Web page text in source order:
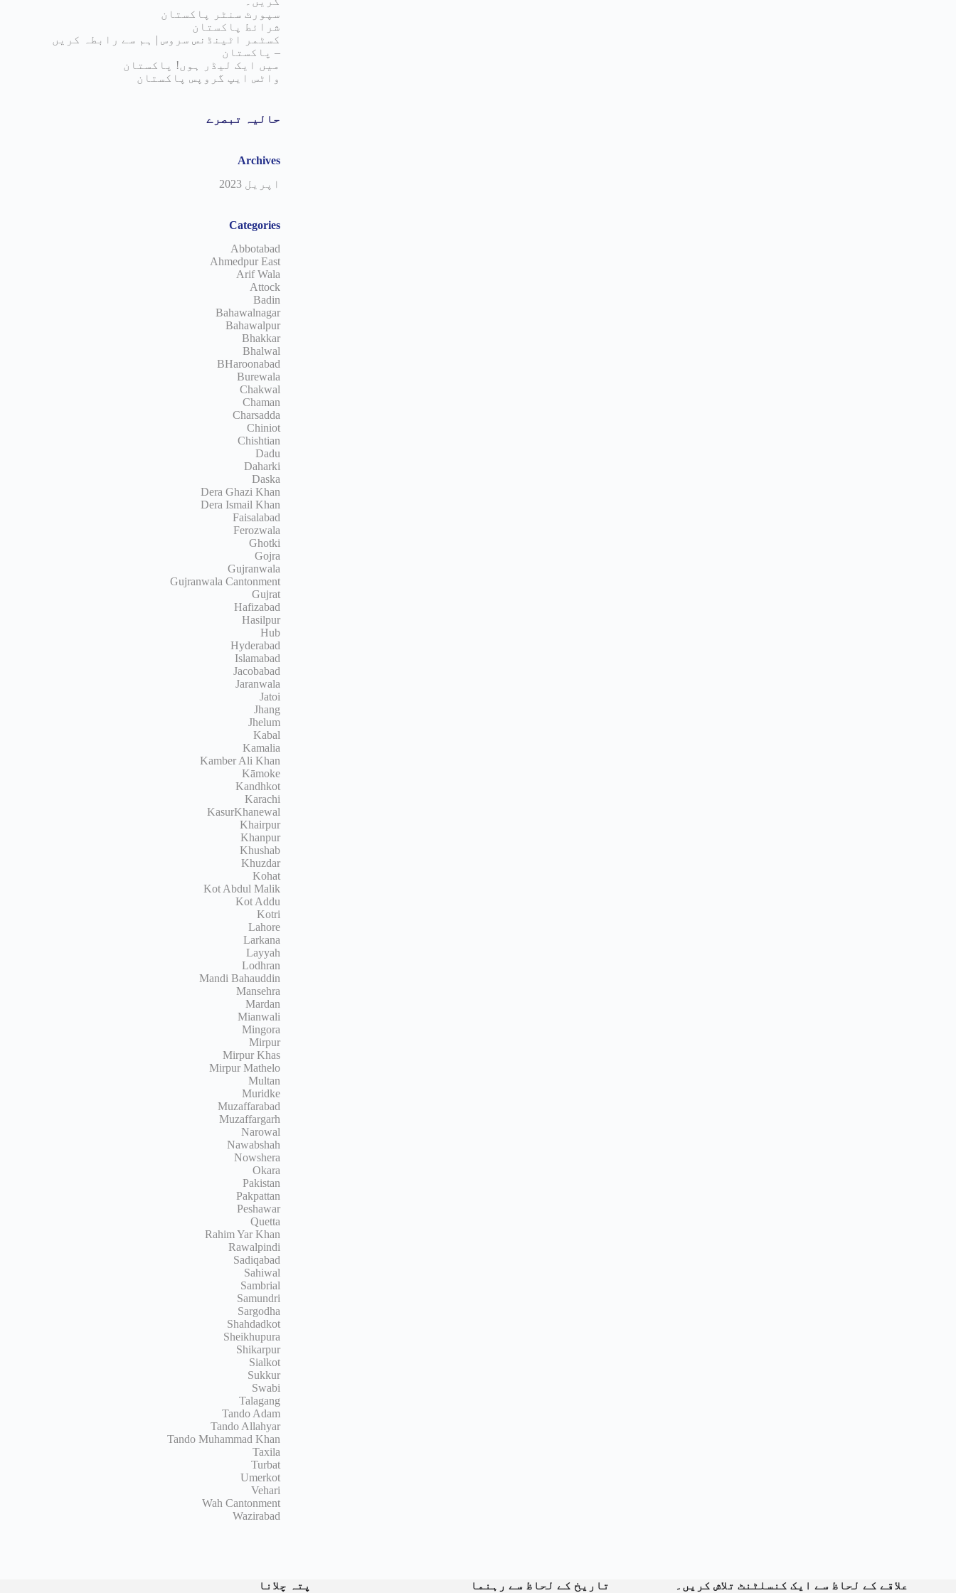
سپورٹ سنٹر پاکستان
شرائط پاکستان
کسٹمر اٹینڈنس سروس | ہم سے رابطہ کریں
– پاکستان
میں ایک لیڈر ہوں! پاکستان
واٹس ایپ گروپس پاکستان
حالیہ تبصرے
Archives
اپریل 2023
Categories
Abbotabad
Ahmedpur East
Arif Wala
Attock
Badin
Bahawalnagar
Bahawalpur
Bhakkar
Bhalwal
BHaroonabad
Burewala
Chakwal
Chaman
Charsadda
Chiniot
Chishtian
Dadu
Daharki
Daska
Dera Ghazi Khan
Dera Ismail Khan
Faisalabad
Ferozwala
Ghotki
Gojra
Gujranwala
Gujranwala Cantonment
Gujrat
Hafizabad
Hasilpur
Hub
Hyderabad
Islamabad
Jacobabad
Jaranwala
Jatoi
Jhang
Jhelum
Kabal
Kamalia
Kamber Ali Khan
Kāmoke
Kandhkot
Karachi
KasurKhanewal
Khairpur
Khanpur
Khushab
Khuzdar
Kohat
Kot Abdul Malik
Kot Addu
Kotri
Lahore
Larkana
Layyah
Lodhran
Mandi Bahauddin
Mansehra
Mardan
Mianwali
Mingora
Mirpur
Mirpur Khas
Mirpur Mathelo
Multan
Muridke
Muzaffarabad
Muzaffargarh
Narowal
Nawabshah
Nowshera
Okara
Pakistan
Pakpattan
Peshawar
Quetta
Rahim Yar Khan
Rawalpindi
Sadiqabad
Sahiwal
Sambrial
Samundri
Sargodha
Shahdadkot
Sheikhupura
Shikarpur
Sialkot
Sukkur
Swabi
Talagang
Tando Adam
Tando Allahyar
Tando Muhammad Khan
Taxila
Turbat
Umerkot
Vehari
Wah Cantonment
Wazirabad
علاقے کے لحاظ سے ایک کنسلٹنٹ تلاش کریں۔ تاریخ کے لحاظ سے رہنما پتہ چلانا